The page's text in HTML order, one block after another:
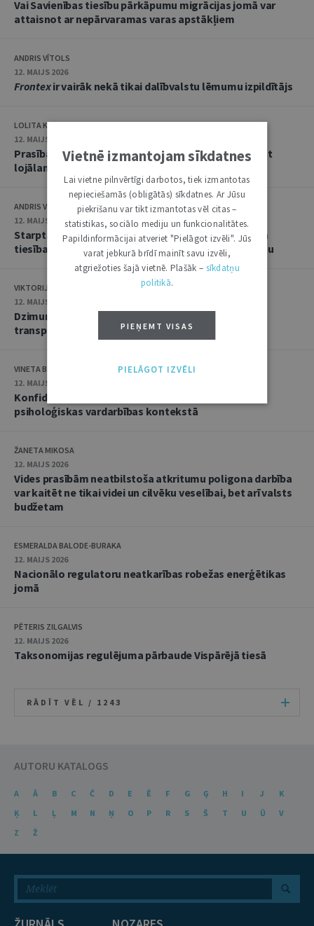
Vai Savienības tiesību pārkāpumu migrācijas jomā var
attaisnot ar nepārvaramas varas apstākļiem
ANDRIS VĪTOLS
12. MAIJS 2026
Frontexir vairāk nekā tikai dalībvalstu lēmumu izpildītājs
LOLITA KRONBERGA
12. MAIJS 2026
Prasībai starptautiskās aizsardzības saņēmējam būt
lojālam valstij ir jābūt samērīgai
ANDRIS VĪTOLS
12. MAIJS 2026
Starptautiskās aizsardzības pieteikuma iesniedzēja
tiesības apstrīdēt lēmumu par trešās valsts drošumu
VIKTORIJA SOŅECA
12. MAIJS 2026
Dzimuma identitātes norādīšana nav nepieciešama
transporta biļetes iegādei
VINETA BEI
12. MAIJS 2026
Konfidenciālu liecību pārbaude Vispārējā tiesā
psiholoģiskas vardarbības kontekstā
ŽANETA MIKOSA
12. MAIJS 2026
Vides prasībām neatbilstoša atkritumu poligona darbība
var kaitēt ne tikai videi un cilvēku veselībai, bet arī valsts
budžetam
ESMERALDA BALODE-BURAKA
12. MAIJS 2026
Nacionālo regulatoru neatkarības robežas enerģētikas
jomā
PĒTERIS ZILGALVIS
12. MAIJS 2026
Taksonomijas regulējuma pārbaude Vispārējā tiesā
RĀDĪT VĒL / 1243
AUTORU KATALOGS
A Ā B C Č D E Ē F G Ģ H I J
K
Ķ
L Ļ M N Ņ O P R S Š T U Ū
V
Z
Ž
Vietnē izmantojam sīkdatnes
Lai vietne pilnvērtīgi darbotos, tiek izmantotas
nepieciešamās (obligātās) sīkdatnes. Ar Jūsu
piekrišanu var tikt izmantotas vēl citas –
statistikas, sociālo mediju un funkcionalitātes.
Papildinformācijai atveriet "Pielāgot izvēli". Jūs
varat jebkurā brīdī mainīt savu izvēli,
atgriežoties šajā vietnē. Plašāk – sīkdatņu
politikā.
PIEŅEMT VISAS
PIELĀGOT IZVĒLI